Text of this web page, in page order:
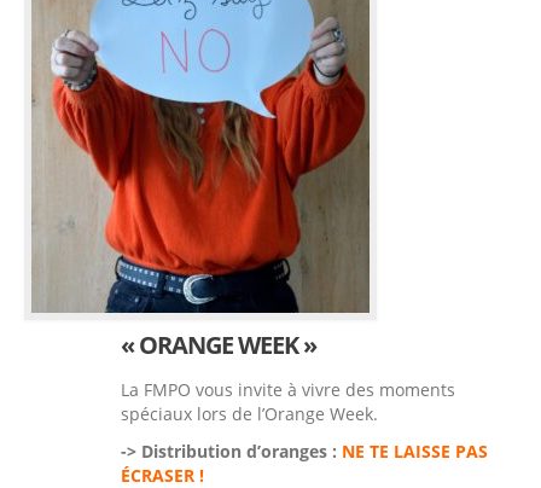
« ORANGE WEEK »
La FMPO vous invite à vivre des moments
spéciaux lors de l’Orange Week.
-> Distribution d’oranges : NE TE LAISSE PAS
ÉCRASER !